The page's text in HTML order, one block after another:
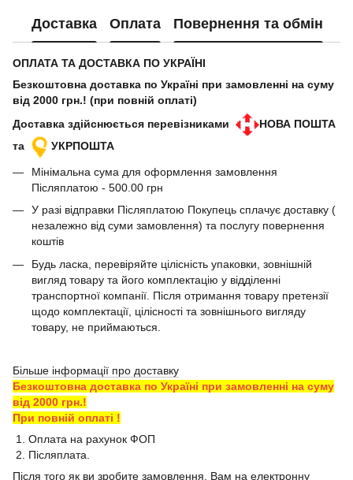
Доставка Оплата Повернення та обмін
ОПЛАТА ТА ДОСТАВКА ПО УКРАЇНІ
Безкоштовна доставка по Україні при замовленні на суму
від 2000 грн.! (при повній оплаті)
Доставка здійснюється перевізниками
НОВА ПОШТА
та
УКРПОШТА
Мінімальна сума для оформлення замовлення
Післяплатою - 500.00 грн
У разі відправки Післяплатою Покупець сплачує доставку (
незалежно від суми замовлення) та послугу повернення
коштів
Будь ласка, перевіряйте цілісність упаковки, зовнішній
вигляд товару та його комплектацію у відділенні
транспортної компанії. Після отримання товару претензії
щодо комплектації, цілісності та зовнішнього вигляду
товару, не приймаються.
Більше інформації про доставку
Безкоштовна доставка по Україні при замовленні на суму
від 2000 грн.!
При повній оплаті !
1. Оплата на рахунок ФОП
2. Післяплата.
Після того як ви зробите замовлення, Вам на електронну